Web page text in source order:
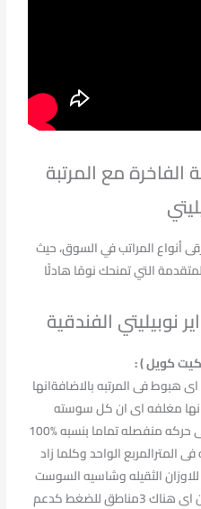
الفاخرة مع المرتبة
أنواع المراتب في السوق، حيث
التي تمنحك نومًا هادئًا
نوبيليتي الفندقية
كويل ) :
فى المرتبه بالاضافةانها
مغلفه اى ان كل سوسته
مغلفه على حدى حتى تعطى حركه منفصله تماما بنسبه %100
فى المترالمربع الواحد وكلما زاد
الثقيله وشاسيه السوست
المغلفه يتميز بخاصيه 3زوون اى هناك 3مناطق للضغط كدعم